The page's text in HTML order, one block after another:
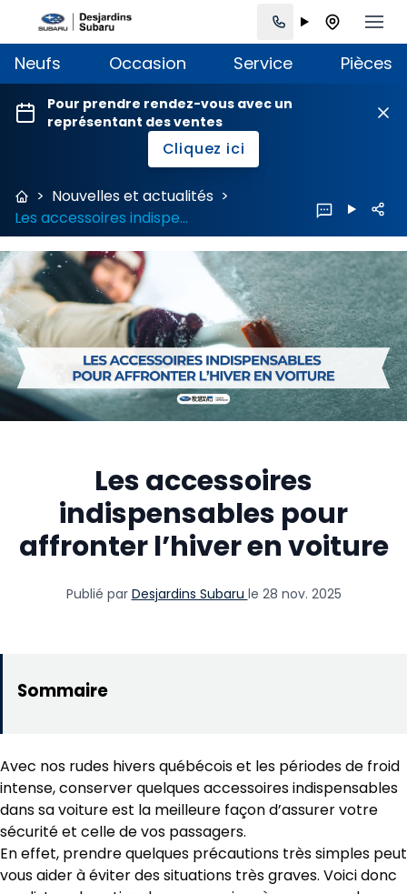
Neufs Occasion Service Pièces
Pour prendre rendez-vous avec un
représentant des ventes
Cliquez ici
> Nouvelles et actualités >
Les accessoires indispensables pour affronter l’hiver en voiture
Les accessoires
indispensables pour
affronter l’hiver en voiture
Publié par Desjardins Subaru le 28 nov. 2025
Avec nos rudes hivers québécois et les périodes de froid
intense, conserver quelques accessoires indispensables
dans sa voiture est la meilleure façon d’assurer votre
sécurité et celle de vos passagers.
En effet, prendre quelques précautions très simples peut
vous aider à éviter des situations très graves. Voici donc